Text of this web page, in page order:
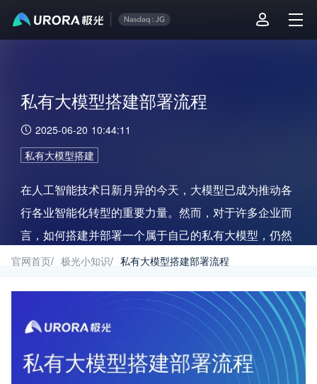
私有大模型搭建部署流程
2025-06-20 10:44:11
私有大模型搭建
在人工智能技术日新月异的今天，大模型已成为推动各
行各业智能化转型的重要力量。然而，对于许多企业而
言，如何搭建并部署一个属于自己的私有大模型，仍然
是一个充满挑战的任务。
官网首页/ 极光小知识/ 私有大模型搭建部署流程